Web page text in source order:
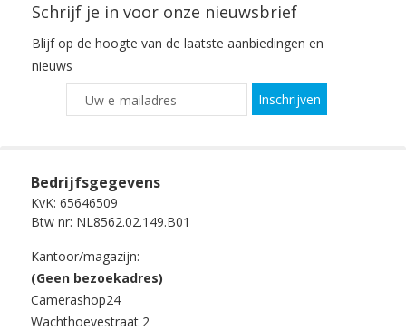
Schrijf je in voor onze nieuwsbrief
Blijf op de hoogte van de laatste aanbiedingen en
nieuws
Inschrijven
Bedrijfsgegevens
KvK: 65646509
Btw nr: NL8562.02.149.B01
Kantoor/magazijn:
(Geen bezoekadres)
Camerashop24
Wachthoevestraat 2